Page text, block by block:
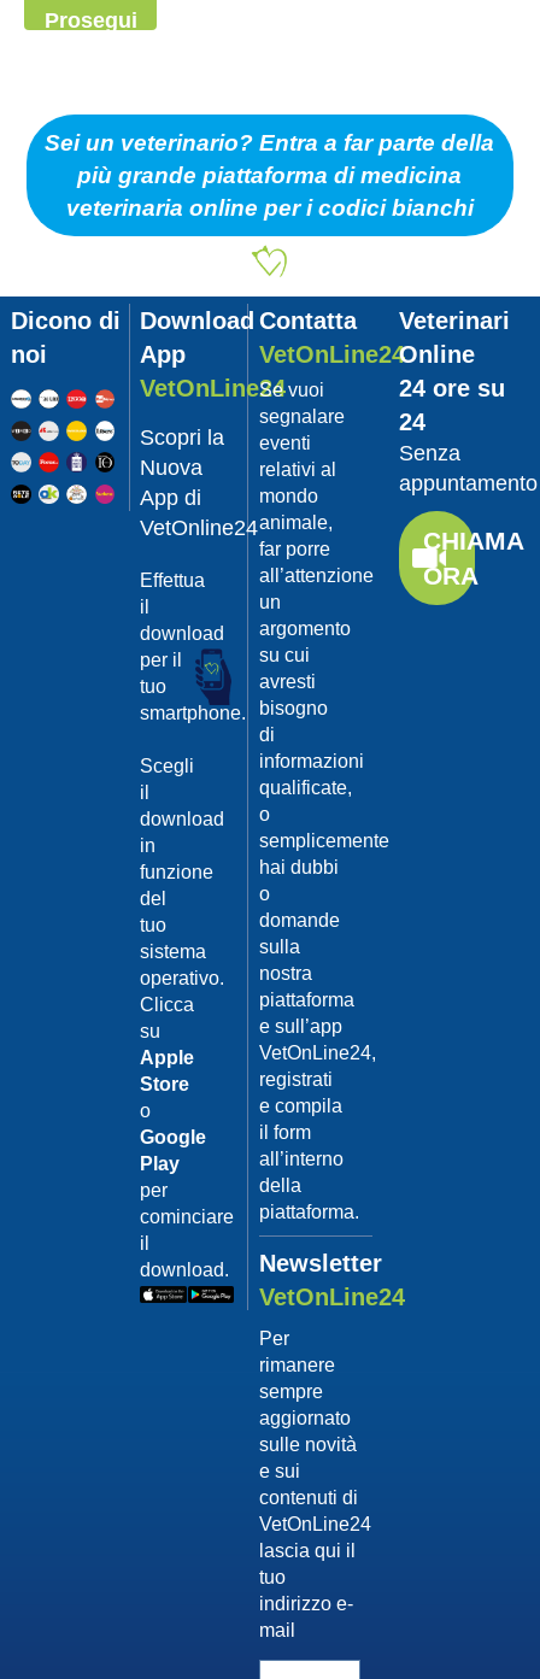
Prosegui
Sei un veterinario? Entra a far parte della
più grande piattaforma di medicina
veterinaria online per i codici bianchi
Dicono di
noi
Download
App
VetOnLine24
Scopri la
Nuova
App di
VetOnline24
Effettua
il
download
per il
tuo
smartphone.
Scegli
il
download
in
funzione
del
tuo
sistema
operativo.
Clicca
su
Apple
Store
o
Google
Play
per
cominciare
il
download.
Contatta
VetOnLine24
Se vuoi
segnalare
eventi
relativi al
mondo
animale,
far porre
all’attenzione
un
argomento
su cui
avresti
bisogno
di
informazioni
qualificate,
o
semplicemente
hai dubbi
o
domande
sulla
nostra
piattaforma
e sull’app
VetOnLine24,
registrati
e compila
il form
all’interno
della
piattaforma.
Newsletter
VetOnLine24
Per
rimanere
sempre
aggiornato
sulle novità
e sui
contenuti di
VetOnLine24
lascia qui il
tuo
indirizzo e-
mail
Veterinari
Online
24 ore su
24
Senza
appuntamento
CHIAMA
ORA